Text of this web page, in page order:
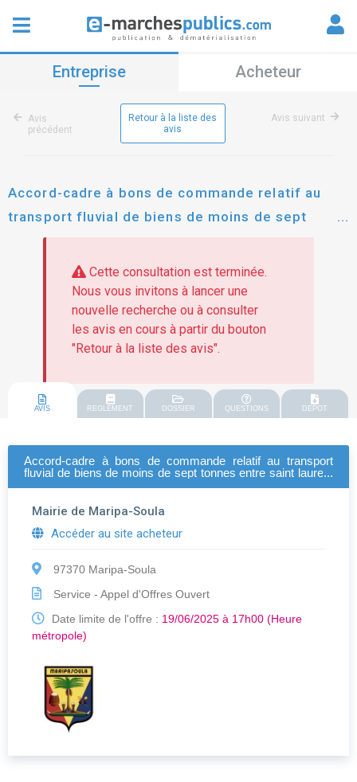
Entreprise Acheteur
Avis
précédent
Retour à la liste des
avis
Avis suivant
Accord-cadre à bons de commande relatif au
transport fluvial de biens de moins de sept
tonnes entre saint laurent du maroni et maripa-
soula avec stockage "tampon" du matériel à
saint laurent du maroni
Cette consultation est terminée.
Nous vous invitons à lancer une
nouvelle recherche ou à consulter
les avis en cours à partir du bouton
"Retour à la liste des avis".
AVIS REGLEMENT DOSSIER QUESTIONS DEPOT
Accord-cadre à bons de commande relatif au transport
fluvial de biens de moins de sept tonnes entre saint laurent
Mairie de Maripa-Soula
Accéder au site acheteur
97370 Maripa-Soula
Service - Appel d'Offres Ouvert
Date limite de l'offre : 19/06/2025 à 17h00 (Heure
métropole)